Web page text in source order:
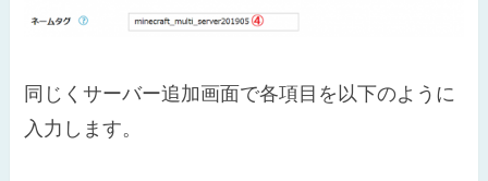
同じくサーバー追加画面で各項目を以下のように
入力します。